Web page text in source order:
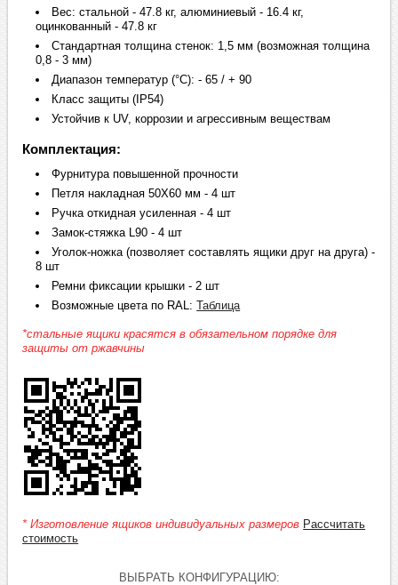
Вес: стальной - 47.8 кг, алюминиевый - 16.4 кг,
оцинкованный - 47.8 кг
Стандартная толщина стенок: 1,5 мм (возможная толщина
0,8 - 3 мм)
Диапазон температур (°C): - 65 / + 90
Класс защиты (IP54)
Устойчив к UV, коррозии и агрессивным веществам
Комплектация:
Фурнитура повышенной прочности
Петля накладная 50Х60 мм - 4 шт
Ручка откидная усиленная - 4 шт
Замок-стяжка L90 - 4 шт
Уголок-ножка (позволяет составлять ящики друг на друга) -
8 шт
Ремни фиксации крышки - 2 шт
Возможные цвета по RAL:Таблица
*стальные ящики красятся в обязательном порядке для
защиты от ржавчины
* Изготовление ящиков индивидуальных размеров Рассчитать
стоимость
ВЫБРАТЬ КОНФИГУРАЦИЮ: